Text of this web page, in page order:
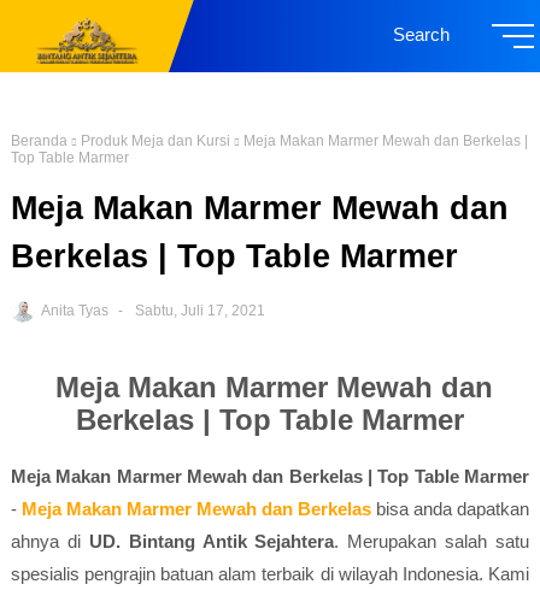
Search
Beranda Produk Meja dan Kursi
Meja Makan Marmer Mewah dan Berkelas |
Top Table Marmer
Meja Makan Marmer Mewah dan
Berkelas | Top Table Marmer
Anita Tyas Sabtu, Juli 17, 2021
Meja Makan Marmer Mewah dan
Berkelas | Top Table Marmer
Meja Makan Marmer Mewah dan Berkelas | Top Table Marmer
- Meja Makan Marmer Mewah dan Berkelas bisa anda dapatkan
ahnya di UD. Bintang Antik Sejahtera. Merupakan salah satu
spesialis pengrajin batuan alam terbaik di wilayah Indonesia. Kami